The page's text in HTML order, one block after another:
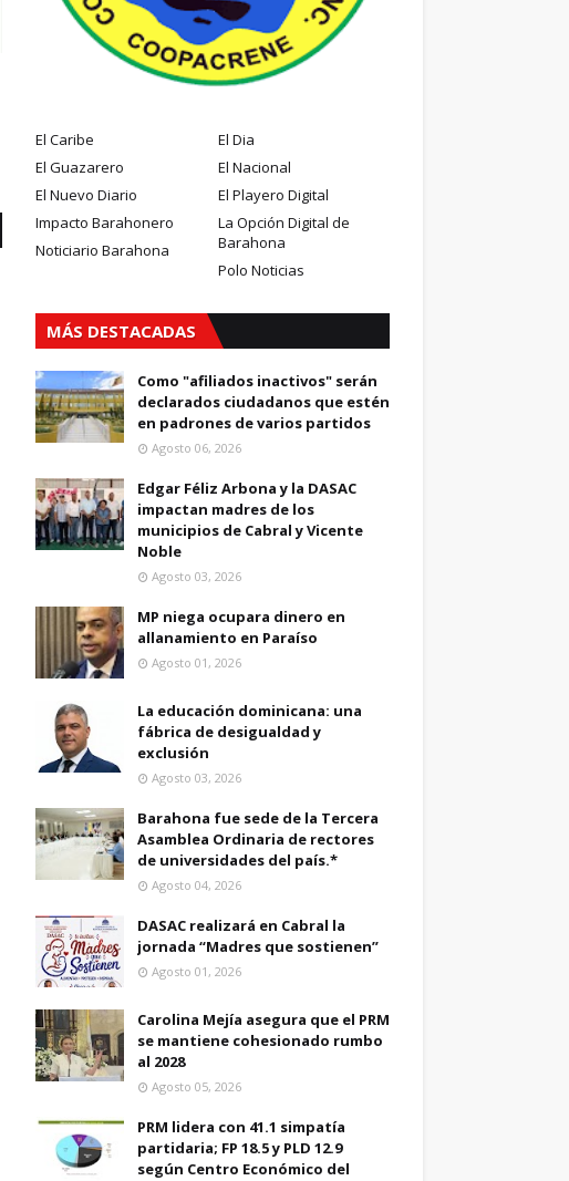
El Caribe
El Dia
El Guazarero
El Nacional
El Nuevo Diario
El Playero Digital
Impacto Barahonero
La Opción Digital de
Barahona
Noticiario Barahona
Polo Noticias
MÁS DESTACADAS
Como "afiliados inactivos" serán
declarados ciudadanos que estén
en padrones de varios partidos
Agosto 06, 2026
Edgar Féliz Arbona y la DASAC
impactan madres de los
municipios de Cabral y Vicente
Noble
Agosto 03, 2026
MP niega ocupara dinero en
allanamiento en Paraíso
Agosto 01, 2026
La educación dominicana: una
fábrica de desigualdad y
exclusión
Agosto 03, 2026
Barahona fue sede de la Tercera
Asamblea Ordinaria de rectores
de universidades del país.*
Agosto 04, 2026
DASAC realizará en Cabral la
jornada “Madres que sostienen”
Agosto 01, 2026
Carolina Mejía asegura que el PRM
se mantiene cohesionado rumbo
al 2028
Agosto 05, 2026
PRM lidera con 41.1 simpatía
partidaria; FP 18.5 y PLD 12.9
según Centro Económico del